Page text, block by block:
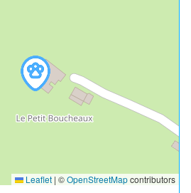
Leaflet | ©OpenStreetMapcontributors